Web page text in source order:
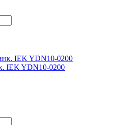
IEK YDN10-0200